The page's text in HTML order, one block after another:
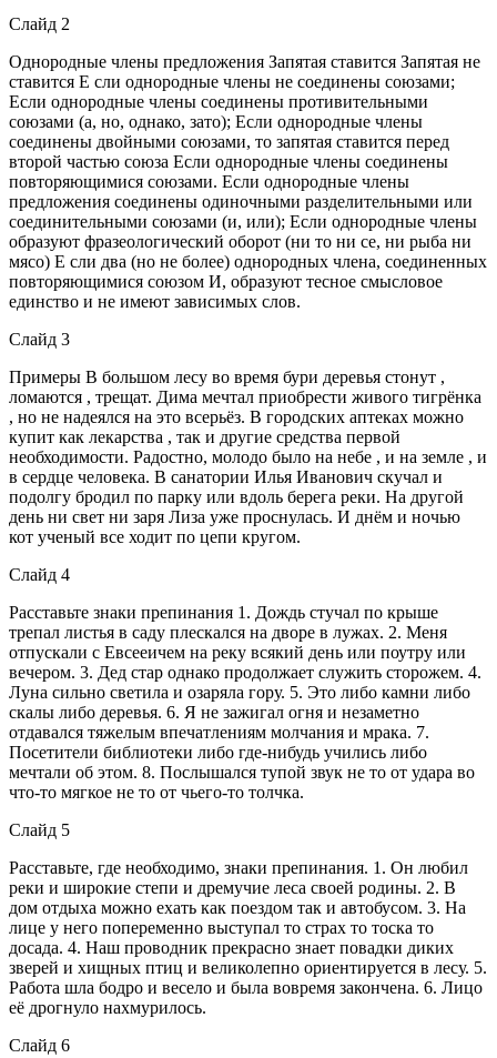
Слайд 2
Однородные члены предложения Запятая ставится Запятая не
ставится Е сли однородные члены не соединены союзами;
Если однородные члены соединены противительными
союзами (а, но, однако, зато); Если однородные члены
соединены двойными союзами, то запятая ставится перед
второй частью союза Если однородные члены соединены
повторяющимися союзами. Если однородные члены
предложения соединены одиночными разделительными или
соединительными союзами (и, или); Если однородные члены
образуют фразеологический оборот (ни то ни се, ни рыба ни
мясо) Е сли два (но не более) однородных члена, соединенных
повторяющимися союзом И, образуют тесное смысловое
единство и не имеют зависимых слов.
Слайд 3
Примеры В большом лесу во время бури деревья стонут ,
ломаются , трещат. Дима мечтал приобрести живого тигрёнка
, но не надеялся на это всерьёз. В городских аптеках можно
купит как лекарства , так и другие средства первой
необходимости. Радостно, молодо было на небе , и на земле , и
в сердце человека. В санатории Илья Иванович скучал и
подолгу бродил по парку или вдоль берега реки. На другой
день ни свет ни заря Лиза уже проснулась. И днём и ночью
кот ученый все ходит по цепи кругом.
Слайд 4
Расставьте знаки препинания 1. Дождь стучал по крыше
трепал листья в саду плескался на дворе в лужах. 2. Меня
отпускали с Евсееичем на реку всякий день или поутру или
вечером. 3. Дед стар однако продолжает служить сторожем. 4.
Луна сильно светила и озаряла гору. 5. Это либо камни либо
скалы либо деревья. 6. Я не зажигал огня и незаметно
отдавался тяжелым впечатлениям молчания и мрака. 7.
Посетители библиотеки либо где-нибудь учились либо
мечтали об этом. 8. Послышался тупой звук не то от удара во
что-то мягкое не то от чьего-то толчка.
Слайд 5
Расставьте, где необходимо, знаки препинания. 1. Он любил
реки и широкие степи и дремучие леса своей родины. 2. В
дом отдыха можно ехать как поездом так и автобусом. 3. На
лице у него попеременно выступал то страх то тоска то
досада. 4. Наш проводник прекрасно знает повадки диких
зверей и хищных птиц и великолепно ориентируется в лесу. 5.
Работа шла бодро и весело и была вовремя закончена. 6. Лицо
её дрогнуло нахмурилось.
Слайд 6